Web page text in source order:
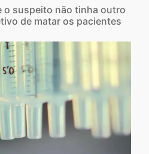
o suspeito não tinha outro
de matar os pacientes